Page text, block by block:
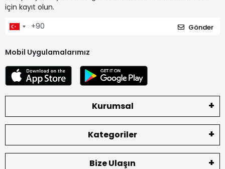
için kayıt olun.
Gönder
Mobil Uygulamalarımız
Kurumsal
Kategoriler
Bize Ulaşın